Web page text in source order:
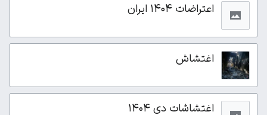
اعتراضات ۱۴۰۴ ایران
اغتشاش
اغتشاشات دی ۱۴۰۴